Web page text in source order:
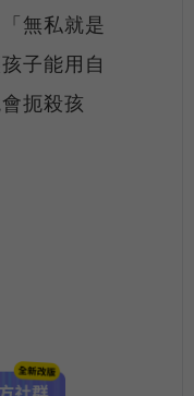
無私就是
子能用自
扼殺孩